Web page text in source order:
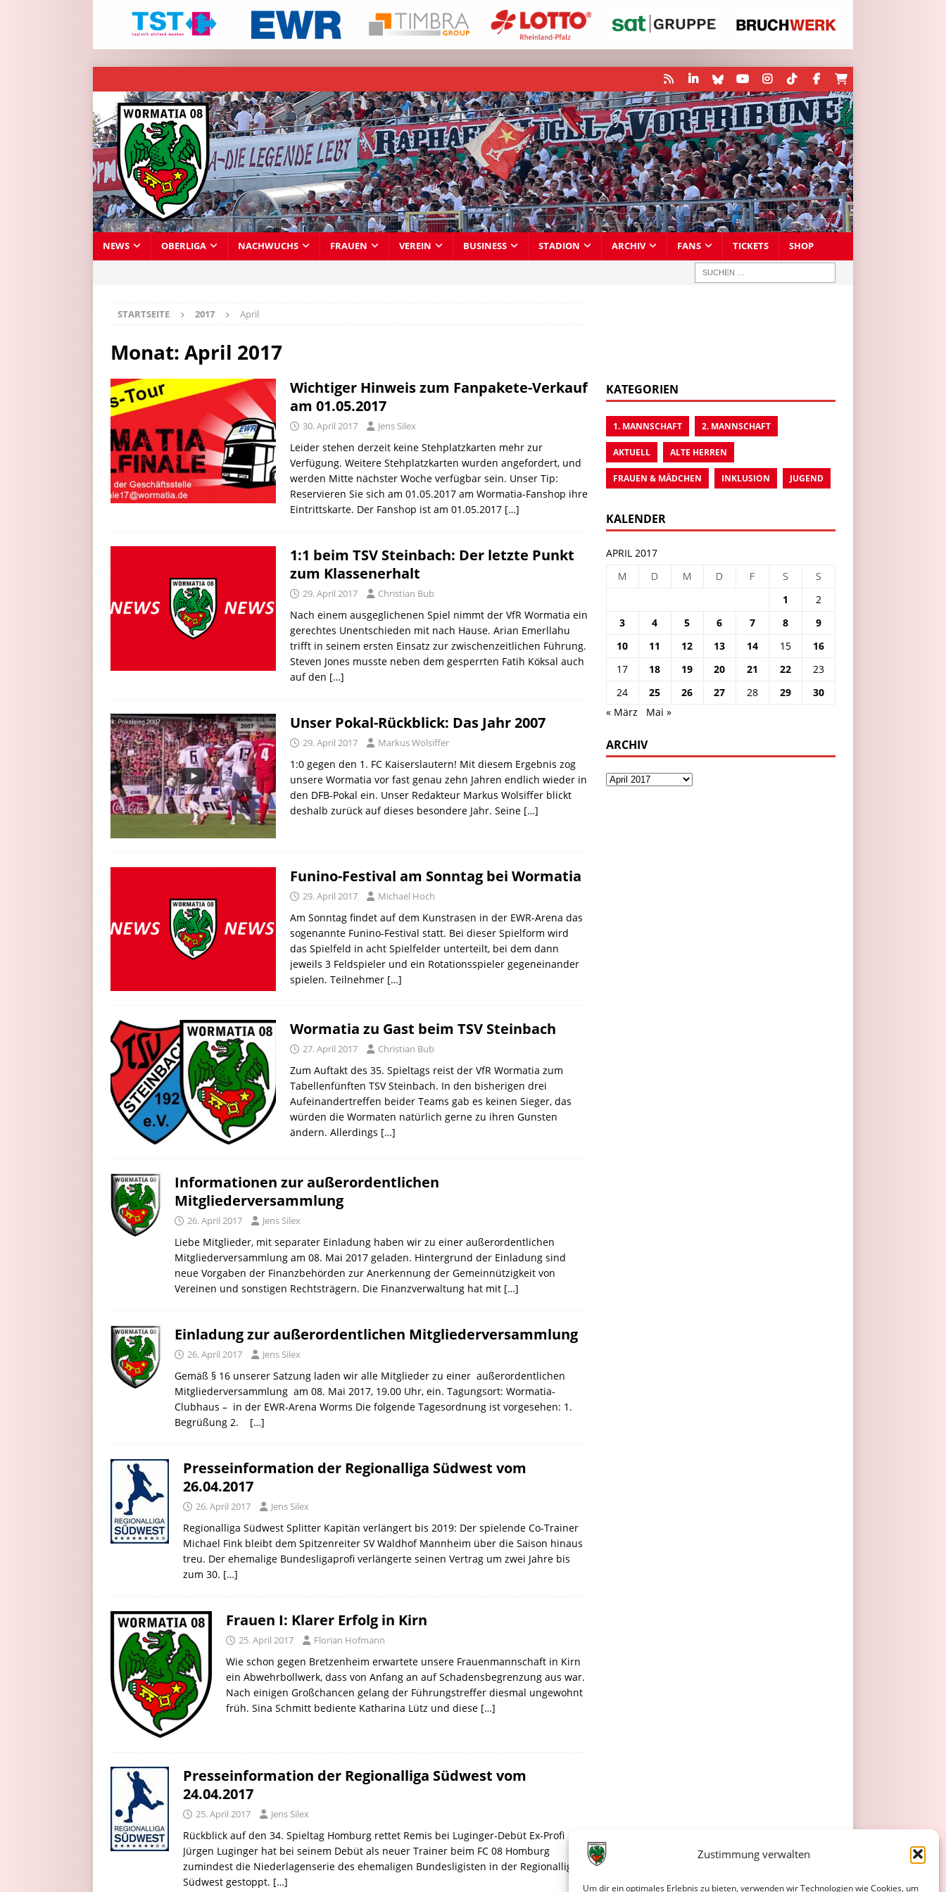
Zustimmung verwalten
Um dir ein optimales Erlebnis zu bieten, verwenden wir Technologien wie Cookies, um
NEWS OBERLIGA NACHWUCHS FRAUEN VEREIN BUSINESS STADION ARCHIV FANS TICKETS SHOP
STARTSEITE 2017 April
Monat: April 2017
Wichtiger Hinweis zum Fanpakete-Verkauf
am 01.05.2017
30. April 2017 Jens Silex
Leider stehen derzeit keine Stehplatzkarten mehr zur
Verfügung. Weitere Stehplatzkarten wurden angefordert, und
werden Mitte nächster Woche verfügbar sein. Unser Tip:
Reservieren Sie sich am 01.05.2017 am Wormatia-Fanshop ihre
Eintrittskarte. Der Fanshop ist am 01.05.2017 […]
1:1 beim TSV Steinbach: Der letzte Punkt
zum Klassenerhalt
29. April 2017 Christian Bub
Nach einem ausgeglichenen Spiel nimmt der VfR Wormatia ein
gerechtes Unentschieden mit nach Hause. Arian Emerllahu
trifft in seinem ersten Einsatz zur zwischenzeitlichen Führung.
Steven Jones musste neben dem gesperrten Fatih Köksal auch
auf den […]
Unser Pokal-Rückblick: Das Jahr 2007
29. April 2017 Markus Wolsiffer
1:0 gegen den 1. FC Kaiserslautern! Mit diesem Ergebnis zog
unsere Wormatia vor fast genau zehn Jahren endlich wieder in
den DFB-Pokal ein. Unser Redakteur Markus Wolsiffer blickt
deshalb zurück auf dieses besondere Jahr. Seine […]
Funino-Festival am Sonntag bei Wormatia
29. April 2017 Michael Hoch
Am Sonntag findet auf dem Kunstrasen in der EWR-Arena das
sogenannte Funino-Festival statt. Bei dieser Spielform wird
das Spielfeld in acht Spielfelder unterteilt, bei dem dann
jeweils 3 Feldspieler und ein Rotationsspieler gegeneinander
spielen. Teilnehmer […]
Wormatia zu Gast beim TSV Steinbach
27. April 2017 Christian Bub
Zum Auftakt des 35. Spieltags reist der VfR Wormatia zum
Tabellenfünften TSV Steinbach. In den bisherigen drei
Aufeinandertreffen beider Teams gab es keinen Sieger, das
würden die Wormaten natürlich gerne zu ihren Gunsten
ändern. Allerdings […]
Informationen zur außerordentlichen
Mitgliederversammlung
26. April 2017 Jens Silex
Liebe Mitglieder, mit separater Einladung haben wir zu einer außerordentlichen
Mitgliederversammlung am 08. Mai 2017 geladen. Hintergrund der Einladung sind
neue Vorgaben der Finanzbehörden zur Anerkennung der Gemeinnützigkeit von
Vereinen und sonstigen Rechtsträgern. Die Finanzverwaltung hat mit […]
Einladung zur außerordentlichen Mitgliederversammlung
26. April 2017 Jens Silex
Gemäß § 16 unserer Satzung laden wir alle Mitglieder zu einer außerordentlichen
Mitgliederversammlung am 08. Mai 2017, 19.00 Uhr, ein. Tagungsort: Wormatia-
Clubhaus – in der EWR-Arena Worms Die folgende Tagesordnung ist vorgesehen: 1.
Begrüßung 2. […]
Presseinformation der Regionalliga Südwest vom
26.04.2017
26. April 2017 Jens Silex
Regionalliga Südwest Splitter Kapitän verlängert bis 2019: Der spielende Co-Trainer
Michael Fink bleibt dem Spitzenreiter SV Waldhof Mannheim über die Saison hinaus
treu. Der ehemalige Bundesligaprofi verlängerte seinen Vertrag um zwei Jahre bis
zum 30. […]
Frauen I: Klarer Erfolg in Kirn
25. April 2017 Florian Hofmann
Wie schon gegen Bretzenheim erwartete unsere Frauenmannschaft in Kirn
ein Abwehrbollwerk, dass von Anfang an auf Schadensbegrenzung aus war.
Nach einigen Großchancen gelang der Führungstreffer diesmal ungewohnt
früh. Sina Schmitt bediente Katharina Lütz und diese […]
Presseinformation der Regionalliga Südwest vom
24.04.2017
25. April 2017 Jens Silex
Rückblick auf den 34. Spieltag Homburg rettet Remis bei Luginger-Debüt Ex-Profi
Jürgen Luginger hat bei seinem Debüt als neuer Trainer beim FC 08 Homburg
zumindest die Niederlagenserie des ehemaligen Bundesligisten in der Regionalliga
Südwest gestoppt. […]
KATEGORIEN
1. MANNSCHAFT 2. MANNSCHAFT
AKTUELL ALTE HERREN
FRAUEN & MÄDCHEN INKLUSION JUGEND
KALENDER
APRIL 2017
M
D M D F S
S
1
2
3
4 5 6 7 8
9
10
11 12 13 14 15
16
17
18 19 20 21 22
23
24
25 26 27 28 29
30
« März
Mai »
ARCHIV